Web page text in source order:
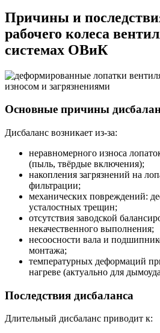
Причины и
рабочего колеса
системах ОВиК
Основные причины
Дисбаланс возникает из-за:
неравномерного износа
(пыль, твёрдые включения);
накопления загрязнений на
фильтрации;
механических повреждений:
усталостных трещин;
отсутствия заводской
некачественного выполнения;
несоосности вала и
монтажа;
температурных деформаций
нагреве (актуально для
Последствия дисбаланса
Длительный дисбаланс приводит к: